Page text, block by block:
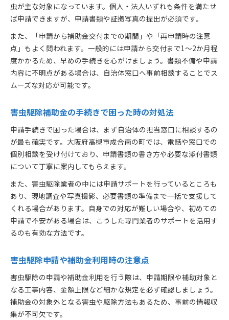
虫が主な対象になっています。個人・法人いずれも条件を満たせ
ば申請できますが、申請書類や証拠写真の提出が必須です。
また、「申請から補助金交付までの期間」や「再申請時の注意
点」もよく問われます。一般的には申請から交付まで1～2か月程
度かかるため、早めの手続きを心がけましょう。書類不備や申請
内容に不明点がある場合は、自治体窓口へ事前相談することでス
ムーズな対応が可能です。
害虫駆除補助金の手続きで困った時の対処法
申請手続きで困った場合は、まず自治体の担当窓口に相談するの
が最も確実です。大阪府高槻市成合南の町では、電話や窓口での
個別相談を受け付けており、申請書類の書き方や必要な添付書類
について丁寧に案内してもらえます。
また、害虫駆除業者の中には申請サポートを行っているところも
あり、現地調査や写真撮影、必要書類の準備まで一括で支援して
くれる場合があります。自身での対応が難しい場合や、初めての
申請で不安がある場合は、こうした専門業者のサポートを活用す
るのも有効な方法です。
害虫駆除申請や補助金利用時の注意点
害虫駆除の申請や補助金利用を行う際は、申請期限や補助対象と
なる工事内容、金額上限など細かな規定を必ず確認しましょう。
補助金の対象外となる害虫や駆除方法もあるため、事前の情報収
集が不可欠です。